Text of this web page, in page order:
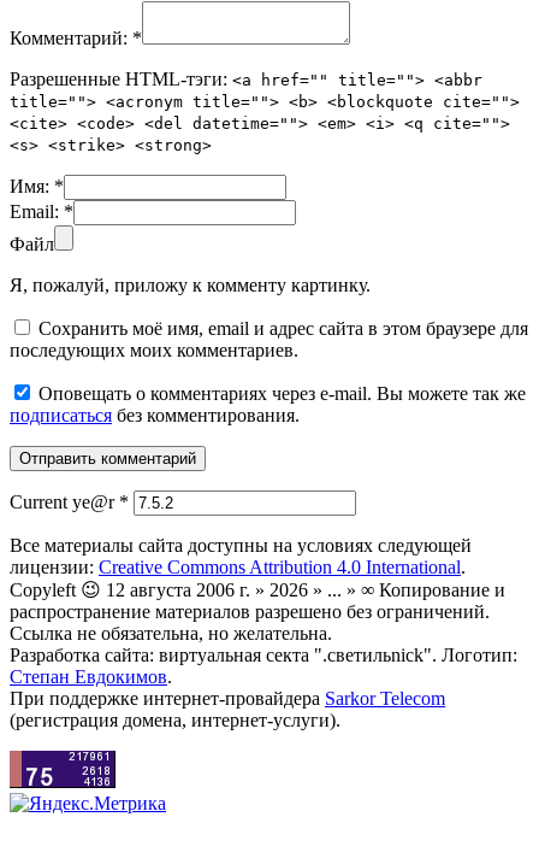
Комментарий: *
Разрешенные HTML-тэги: <a href="" title=""> <abbr
title=""> <acronym title=""> <b> <blockquote cite="">
<cite> <code> <del datetime=""> <em> <i> <q cite="">
<s> <strike> <strong>
Имя: *
Email: *
Файл
Я, пожалуй, приложу к комменту картинку.
Сохранить моё имя, email и адрес сайта в этом браузере для
последующих моих комментариев.
Оповещать о комментариях через e-mail. Вы можете так же
подписаться без комментирования.
Current ye@r *
Все материалы сайта доступны на условиях следующей
лицензии: Creative Commons Attribution 4.0 International.
Copyleft 😉 12 августа 2006 г. » 2026 » ... » ∞ Копирование и
распространение материалов разрешено без ограничений.
Ссылка не обязательна, но желательна.
Разработка сайта: виртуальная секта ".светильnick". Логотип:
Степан Евдокимов.
При поддержке интернет-провайдера Sarkor Telecom
(регистрация домена, интернет-услуги).